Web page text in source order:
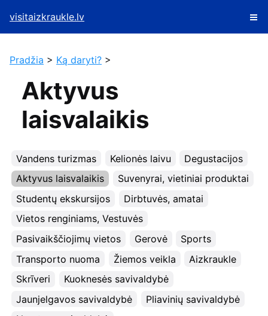
visitaizkraukle.lv
Pradžia > Ką daryti? >
Aktyvus
laisvalaikis
Vandens turizmas Kelionės laivu
Degustacijos
Aktyvus laisvalaikis
Suvenyrai, vietiniai produktai
Studentų ekskursijos
Dirbtuvės, amatai
Vietos renginiams, Vestuvės
Pasivaikščiojimų vietos
Gerovė
Sports
Transporto nuoma
Žiemos veikla
Aizkraukle
Skrīveri
Kuoknesės savivaldybė
Jaunjelgavos savivaldybė
Pliavinių savivaldybė